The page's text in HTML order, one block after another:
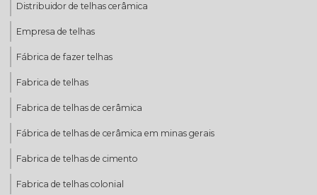
Distribuidor de telhas cerâmica
Empresa de telhas
Fábrica de fazer telhas
Fabrica de telhas
Fabrica de telhas de cerâmica
Fábrica de telhas de cerâmica em minas gerais
Fabrica de telhas de cimento
Fabrica de telhas colonial